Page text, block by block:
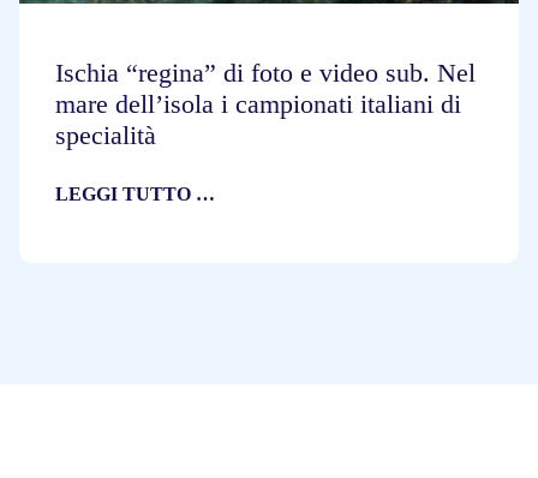
Ischia “regina” di foto e video sub. Nel
mare dell’isola i campionati italiani di
specialità
LEGGI TUTTO …